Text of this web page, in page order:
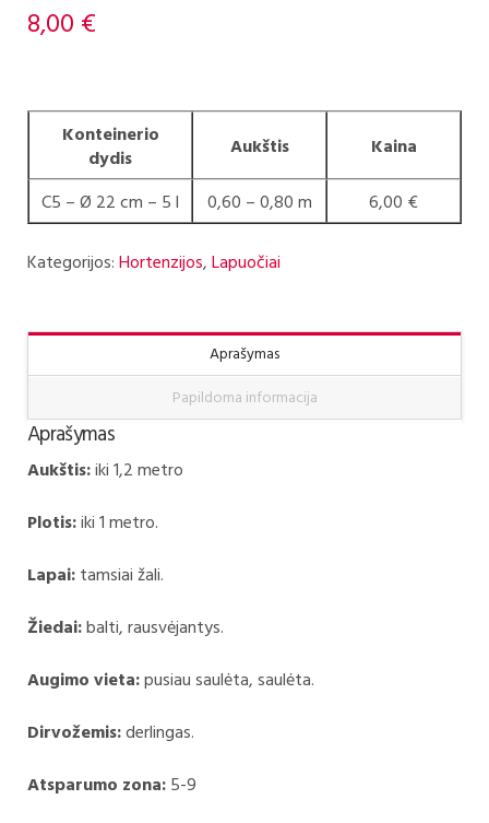
8,00 €
Konteinerio
dydis
Aukštis Kaina
C5 – Ø 22 cm – 5 l 0,60 – 0,80 m 6,00 €
Kategorijos: Hortenzijos, Lapuočiai
Aprašymas
Papildoma informacija
Aprašymas
Aukštis:iki 1,2 metro
Plotis:iki 1 metro.
Lapai: tamsiai žali.
Žiedai:balti, rausvėjantys.
Augimo vieta:pusiau saulėta, saulėta.
Dirvožemis:derlingas.
Atsparumo zona: 5-9